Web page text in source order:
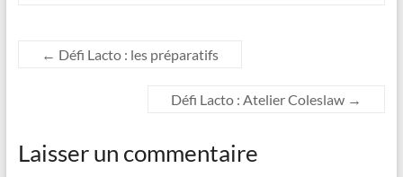
← Défi Lacto : les préparatifs
Défi Lacto : Atelier Coleslaw →
Laisser un commentaire